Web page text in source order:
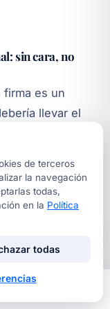
sin cara, no
firma es un
llevar el
número de
General
años de
es
decidir si
de terceros
la navegación
todas,
en la Política
todas